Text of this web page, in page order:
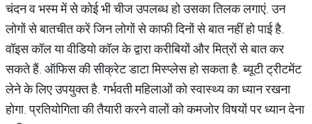
चंदन व भस्म में से कोई भी चीज उपलब्ध हो उसका तिलक लगाएं. उन
लोगों से बातचीत करें जिन लोगों से काफी दिनों से बात नहीं हो पाई है.
वॉइस कॉल या वीडियो कॉल के द्वारा करीबियों और मित्रों से बात कर
सकते हैं. ऑफिस की सीक्रेट डाटा मिस्प्लेस हो सकता है. ब्यूटी ट्रीटमेंट
लेने के लिए उपयुक्त है. गर्भवती महिलाओं को स्वास्थ्य का ध्यान रखना
होगा. प्रतियोगिता की तैयारी करने वालों को कमजोर विषयों पर ध्यान देना